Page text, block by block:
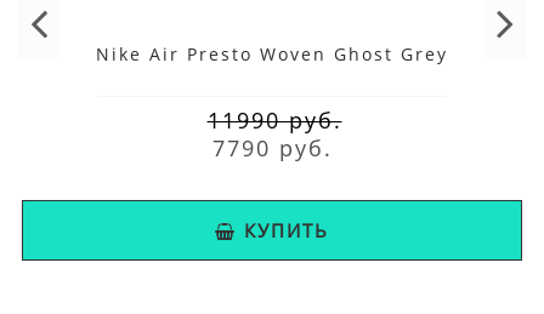
Nike Air Presto Woven Ghost Grey
11990 руб.
7790 руб.
КУПИТЬ